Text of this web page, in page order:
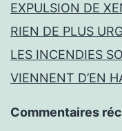
EXPULSION DE
RIEN DE PLUS
LES INCENDIES
VIENNENT D’EN
Commentaires